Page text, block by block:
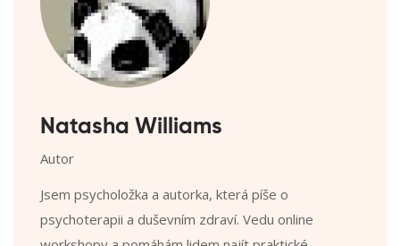
Natasha Williams
Autor
Jsem psycholožka a autorka, která píše o
psychoterapii a duševním zdraví. Vedu online